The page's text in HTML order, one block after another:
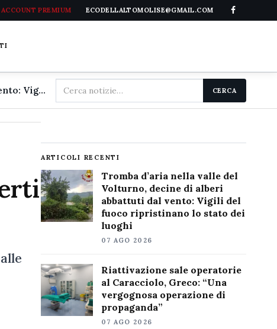
PREMIUM ECODELLALTOMOLISE@GMAIL.COM
Tromba d'aria nella valle del Volturno, decine di alberi abbattuti dal vento: Vigili del fuoco ripristinano lo stato dei luoghi
Cerca
nel
CERCA
ARTICOLI RECENTI
Tromba d’aria nella valle del
Volturno, decine di alberi
abbattuti dal vento: Vigili del
fuoco ripristinano lo stato dei
luoghi
07 AGO 2026
Riattivazione sale operatorie
al Caracciolo, Greco: “Una
vergognosa operazione di
propaganda”
07 AGO 2026